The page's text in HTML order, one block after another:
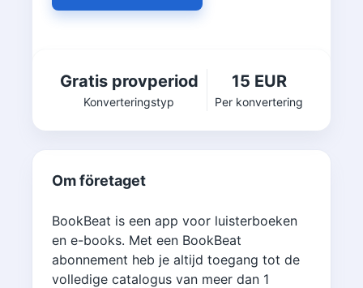
Gratis provperiod
Konverteringstyp
15 EUR
Per konvertering
Om företaget
BookBeat is een app voor luisterboeken
en e-books. Met een BookBeat
abonnement heb je altijd toegang tot de
volledige catalogus van meer dan 1